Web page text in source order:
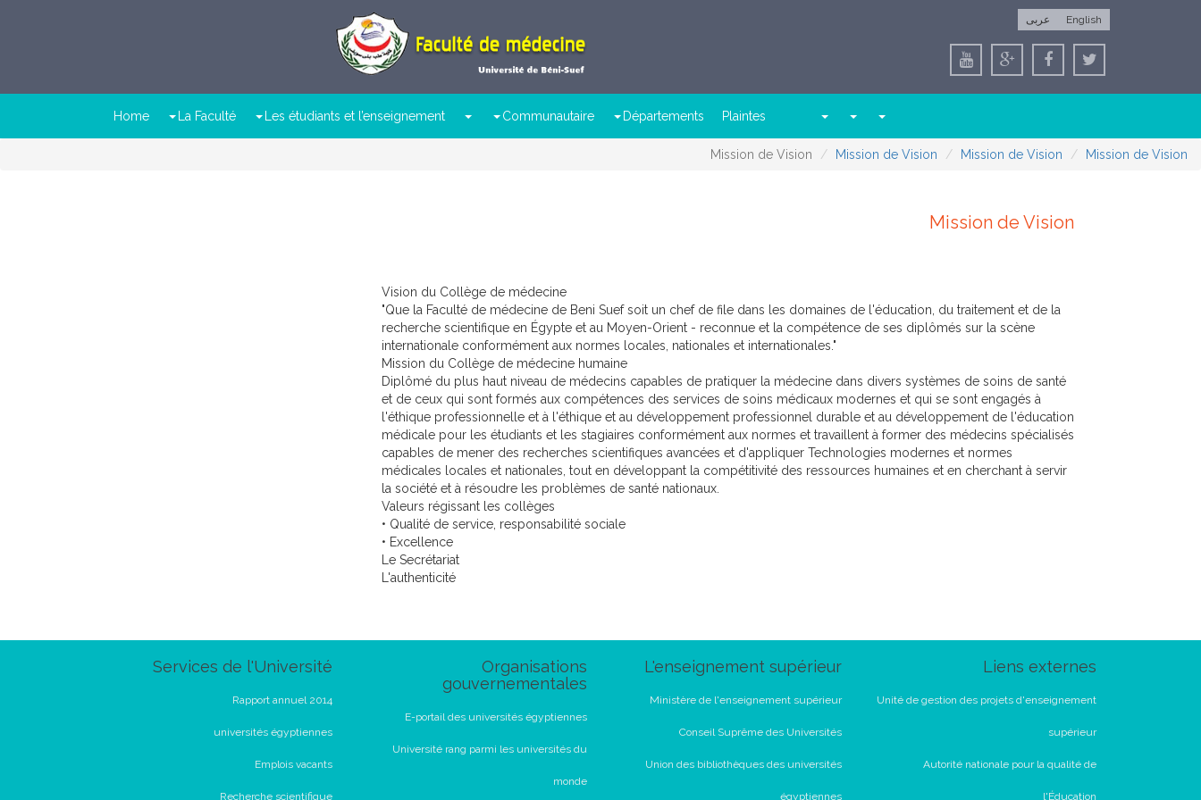
English عربى
Home La Faculté Les étudiants et l’enseignement Communautaire Départements Plaintes
Mission de Vision
Mission de Vision
Mission de Vision
Mission de Vision
Mission de Vision
Vision du Collège de médecine
"Que la Faculté de médecine de Beni Suef soit un chef de file dans les domaines de l'éducation, du traitement et de la
recherche scientifique en Égypte et au Moyen-Orient - reconnue et la compétence de ses diplômés sur la scène
internationale conformément aux normes locales, nationales et internationales."
Mission du Collège de médecine humaine
Diplômé du plus haut niveau de médecins capables de pratiquer la médecine dans divers systèmes de soins de santé
et de ceux qui sont formés aux compétences des services de soins médicaux modernes et qui se sont engagés à
l'éthique professionnelle et à l'éthique et au développement professionnel durable et au développement de l'éducation
médicale pour les étudiants et les stagiaires conformément aux normes et travaillent à former des médecins spécialisés
capables de mener des recherches scientifiques avancées et d'appliquer Technologies modernes et normes
médicales locales et nationales, tout en développant la compétitivité des ressources humaines et en cherchant à servir
la société et à résoudre les problèmes de santé nationaux.
Valeurs régissant les collèges
• Qualité de service, responsabilité sociale
• Excellence
Le Secrétariat
L'authenticité
Services de l'Université
Rapport annuel 2014
universités égyptiennes
Emplois vacants
Recherche scientifique
Organisations
gouvernementales
E-portail des universités égyptiennes
Université rang parmi les universités du
monde
L'enseignement supérieur
Ministère de l'enseignement supérieur
Conseil Suprême des Universités
Union des bibliothèques des universités
égyptiennes
Liens externes
Unité de gestion des projets d'enseignement
supérieur
Autorité nationale pour la qualité de
l'Éducation